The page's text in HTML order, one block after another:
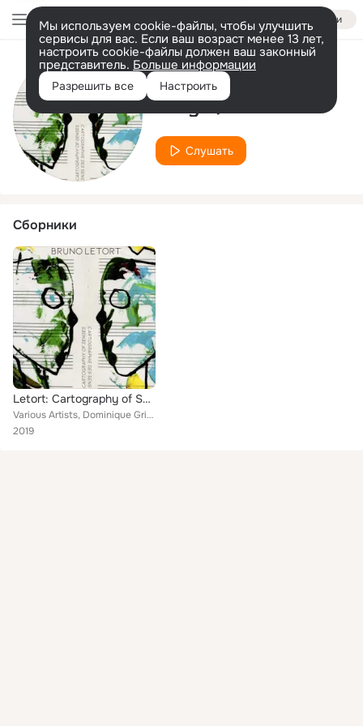
Войти
Мы используем cookie-файлы, чтобы улучшить
сервисы для вас. Если ваш возраст менее 13 лет,
настроить cookie-файлы должен ваш законный
представитель. Больше информации
Разрешить все Настроить
Исполнитель
Grey Quartet
Слушать
Сборники
Letort: Cartography of Senses
Various Artists, Dominique Grimaldi, Bruno Letort, Grey Quartet, Michel Boizot, Sigrid Vandenbogaerde, Etenesh Wassié, Ensemble ...
2019